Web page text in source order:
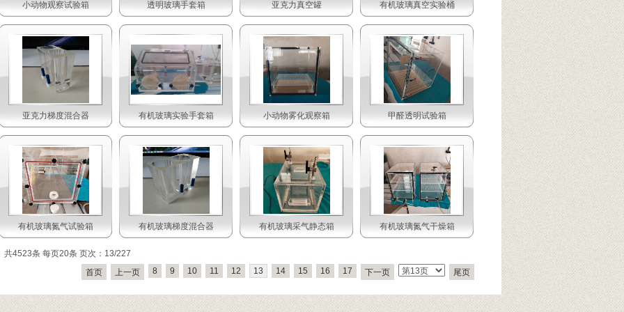
小动物观察试验箱 透明玻璃手套箱 亚克力真空罐 有机玻璃真空实验桶
亚克力梯度混合器 有机玻璃实验手套箱 小动物雾化观察箱 甲醛透明试验箱
有机玻璃氮气试验箱 有机玻璃梯度混合器 有机玻璃采气静态箱 有机玻璃氮气干燥箱
共4523条 每页20条 页次：13/227
首页
上一页 8 9 10 11 12 13 14 15 16 17 下一页 尾页